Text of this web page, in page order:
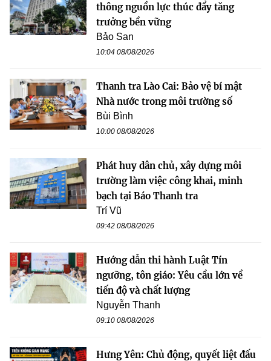
thông nguồn lực thúc đẩy tăng
trưởng bền vững
Bảo San
10:04 08/08/2026
Thanh tra Lào Cai: Bảo vệ bí mật
Nhà nước trong môi trường số
Bùi Bình
10:00 08/08/2026
Phát huy dân chủ, xây dựng môi
trường làm việc công khai, minh
bạch tại Báo Thanh tra
Trí Vũ
09:42 08/08/2026
Hướng dẫn thi hành Luật Tín
ngưỡng, tôn giáo: Yêu cầu lớn về
tiến độ và chất lượng
Nguyễn Thanh
09:10 08/08/2026
Hưng Yên: Chủ động, quyết liệt đấu